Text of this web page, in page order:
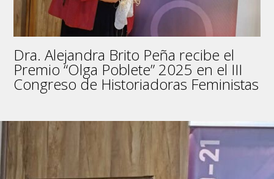
Dra. Alejandra Brito Peña recibe el
Premio “Olga Poblete” 2025 en el III
Congreso de Historiadoras Feministas